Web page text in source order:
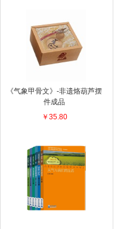
《气象甲骨文》-非遗烙葫芦摆
件成品
￥35.80